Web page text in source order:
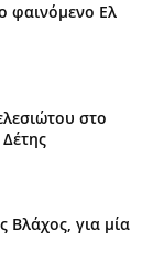
φαινόμενο Ελ
στο
Βλάχος, για μία